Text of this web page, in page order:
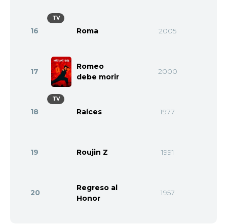
16
TV
Roma 2005
17
Romeo
debe morir
2000
18
TV
Raíces 1977
19 Roujin Z 1991
20
Regreso al
Honor
1957